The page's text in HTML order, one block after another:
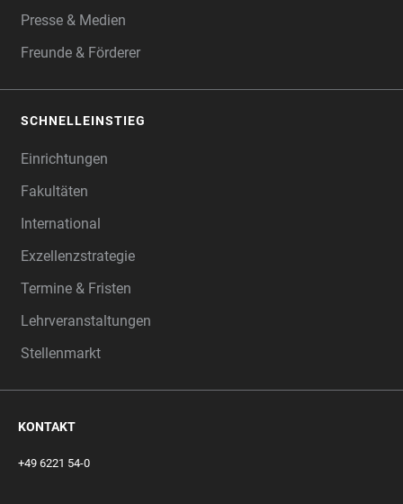
Presse & Medien
Freunde & Förderer
SCHNELLEINSTIEG
Einrichtungen
Fakultäten
International
Exzellenzstrategie
Termine & Fristen
Lehrveranstaltungen
Stellenmarkt
KONTAKT
+49 6221 54-0